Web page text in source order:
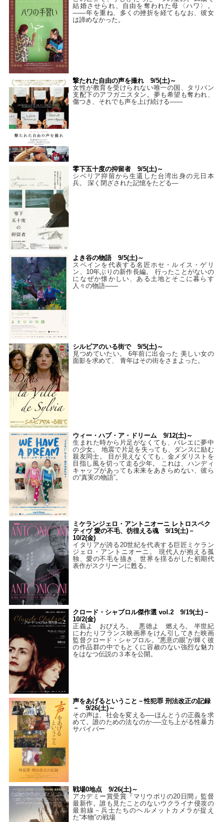
結婚させられ、自由を奪われた母〈ハワ〉。
——年を重ね、多くの挫折を経てもなお、彼女
は諦めなかった。
撃たれた自由の声を撮れ 9/5(土)～
女性が教育を受けられない唯一の国、タリバン
支配下のアフガニスタン。夢も希望も奪われ、
傷つき、それでも声を上げ続ける——
零下五十度の抑留者 9/5(土)～
シベリア抑留から生還した台湾出身の元日本
兵。 深く閉ざされた記憶をたどる—
よき谷の物語 9/5(土)～
スペインを代表する名匠ホセ・ルイス・ゲリ
ン、10年ぶりの新作長編。 行ったことがないの
になぜか懐かしい、ある土地とそこに暮らす
人々の物語――
シルビアのいる街で 9/5(土)～
見つめていたい。 6年前に出会った 美しい女の
面影を求めて、 青年はその街をさまよった。
ウィー・ハブ・ア・ドリーム 9/12(土)～
生まれた時から片足がなくても、バレエに夢中
の少女。 地震で片足を失っても、ダンスに励む
親友同士。 目が見えなくても、金メダリストを
目指し風を切って走る少年。 これは、ハンディ
キャップがあっても未来をあきらめない、彼ら
の“真実の物語”。
ミケランジェロ・アントニオーニ レトロスペク
ティヴ 愛の不毛、彷徨える魂 9/19(土)－
10/2(金)
イタリアが誇る20世紀を代表する巨匠ミケラン
ジェロ・アントニオーニ。 現代人が抱える孤
独、愛の不毛を描き、世界を揺るがした初期代
表作がスクリーンに甦る。
クロード・シャブロル傑作選 vol.2 9/19(土)－
10/2(金)
正義よ おびえろ。 悪徳よ 燃えろ。 半世紀
にわたりフランス映画界をけん引してきた映画
監督クロード・シャブロル。“悪意の眼”が輝く彼
の作品群の中でもとくに容赦のない強烈な魅力
をはなつ伝説の３本を公開。
声をあげるということ－性犯罪 刑法改正の記録
－ 9/26(土)～
その声は、社会を変える──ほんとうの正義を求
めて。誰のための法なのか──立ち上がる性暴力
サバイバー
戦場0地点 9/26(土)～
アカデミー賞受賞『マリウポリの20日間』監督
最新作。誰も見たことのないウクライナ侵攻の
最前線－兵士たちのヘルメットカメラが捉え
た“本物”の戦場